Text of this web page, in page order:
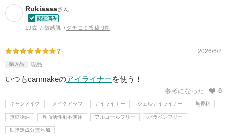
Rukiaaaaさん
19歳 敏感肌 クチコミ投稿 9件
7 2026/6/2
購入品 現品
いつもcanmakeのアイライナーを使う！
参考になった 0
キャンメイク メイクアップ アイライナー ジェルアイライナー 無香料
無鉱物油 界面活性剤不使用 アルコールフリー パラベンフリー
旧指定成分無添加